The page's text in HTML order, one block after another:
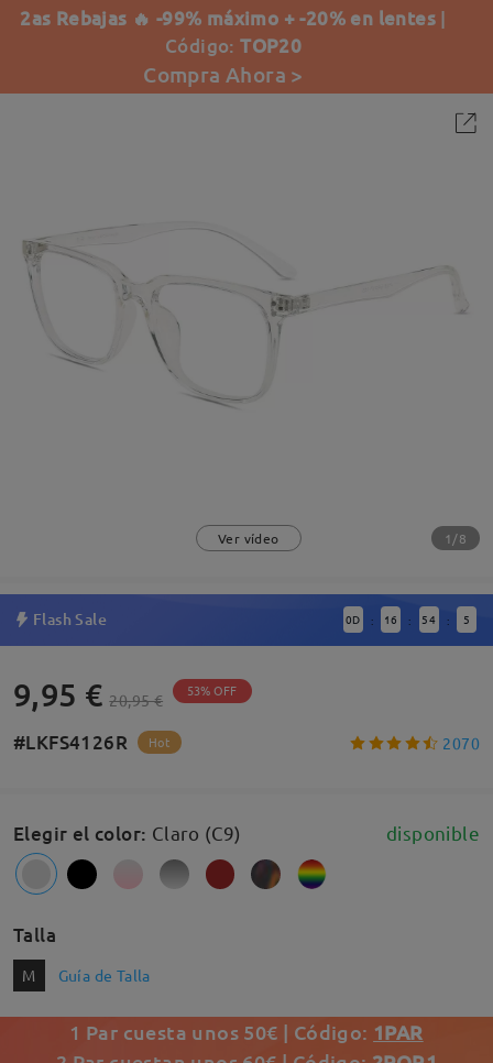
2as Rebajas 🔥 -99% máximo + -20% en lentes |
Código:TOP20
Compra Ahora >
Ver vídeo 1/8
Flash Sale 0D : 16 : 54 : 5
9,95 € 20,95 € 53% OFF
#LKFS4126R Hot 2070
Elegir el color: Claro (C9) disponible
Talla
M Guía de Talla
1 Par cuesta unos 50€ | Código: 1PAR